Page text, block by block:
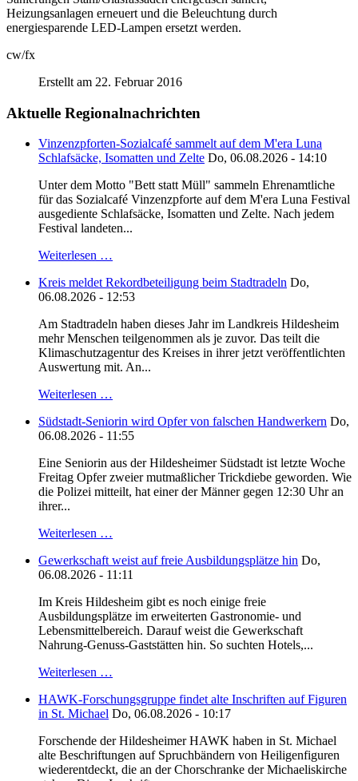
Heizungsanlagen erneuert und die Beleuchtung durch
energiesparende LED-Lampen ersetzt werden.
cw/fx
Erstellt am 22. Februar 2016
Aktuelle Regionalnachrichten
Vinzenzpforten-Sozialcafé sammelt auf dem M'era Luna
Schlafsäcke, Isomatten und Zelte Do, 06.08.2026 - 14:10
Unter dem Motto "Bett statt Müll" sammeln Ehrenamtliche
für das Sozialcafé Vinzenzpforte auf dem M'era Luna Festival
ausgediente Schlafsäcke, Isomatten und Zelte. Nach jedem
Festival landeten...
Weiterlesen …
Kreis meldet Rekordbeteiligung beim Stadtradeln Do,
06.08.2026 - 12:53
Am Stadtradeln haben dieses Jahr im Landkreis Hildesheim
mehr Menschen teilgenommen als je zuvor. Das teilt die
Klimaschutzagentur des Kreises in ihrer jetzt veröffentlichten
Auswertung mit. An...
Weiterlesen …
Südstadt-Seniorin wird Opfer von falschen Handwerkern Do,
06.08.2026 - 11:55
Eine Seniorin aus der Hildesheimer Südstadt ist letzte Woche
Freitag Opfer zweier mutmaßlicher Trickdiebe geworden. Wie
die Polizei mitteilt, hat einer der Männer gegen 12:30 Uhr an
ihrer...
Weiterlesen …
Gewerkschaft weist auf freie Ausbildungsplätze hin Do,
06.08.2026 - 11:11
Im Kreis Hildesheim gibt es noch einige freie
Ausbildungsplätze im erweiterten Gastronomie- und
Lebensmittelbereich. Darauf weist die Gewerkschaft
Nahrung-Genuss-Gaststätten hin. So suchten Hotels,...
Weiterlesen …
HAWK-Forschungsgruppe findet alte Inschriften auf Figuren
in St. Michael Do, 06.08.2026 - 10:17
Forschende der Hildesheimer HAWK haben in St. Michael
alte Beschriftungen auf Spruchbändern von Heiligenfiguren
wiederentdeckt, die an der Chorschranke der Michaeliskirche